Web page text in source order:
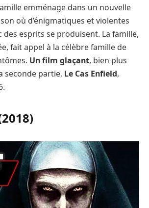
emménage dans un nouvelle
où d’énigmatiques et violentes
des esprits se produisent. La famille,
fait appel à la célèbre famille de
Un film glaçant, bien plus
seconde partie, Le Cas Enfield,